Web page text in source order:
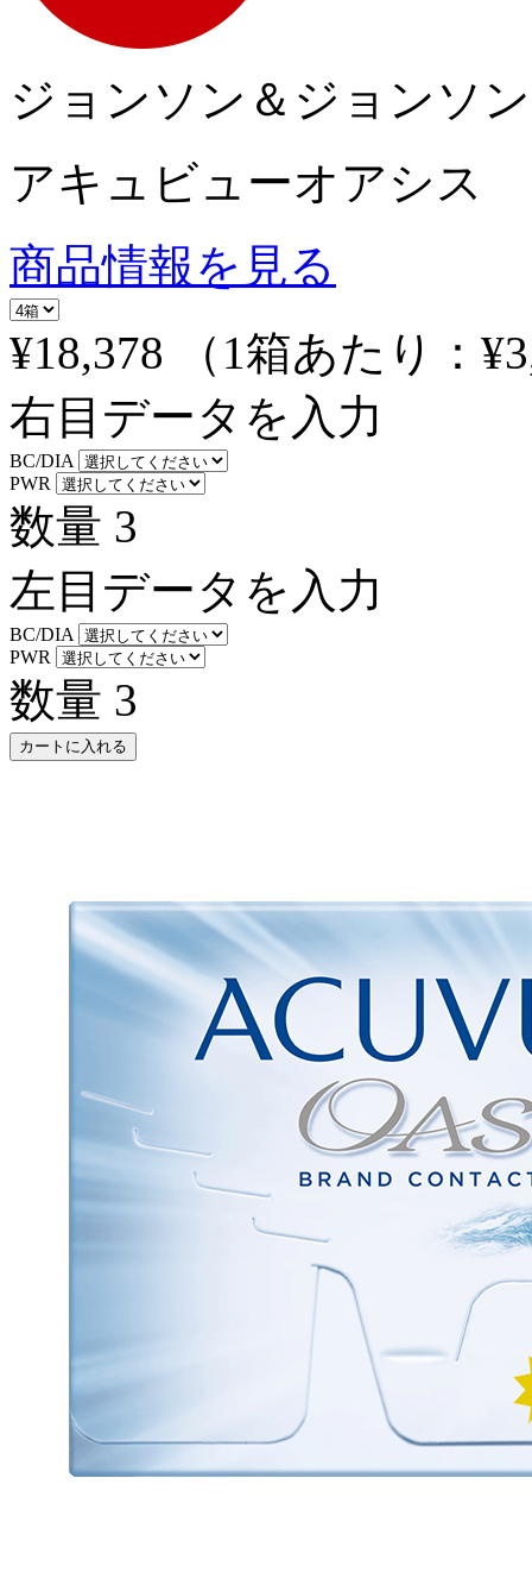
ジョンソン＆ジョンソン
アキュビューオアシス
商品情報を見る
¥18,378
（1箱あたり：
右目データを入力
BC/DIA
PWR
数量 3
左目データを入力
BC/DIA
PWR
数量 3
カートに入れる